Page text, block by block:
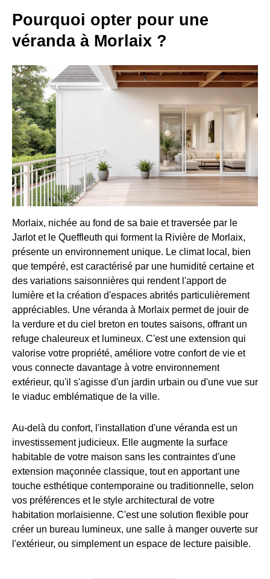
Pourquoi opter pour une
véranda à Morlaix ?
Morlaix, nichée au fond de sa baie et traversée par le
Jarlot et le Queffleuth qui forment la Rivière de Morlaix,
présente un environnement unique. Le climat local, bien
que tempéré, est caractérisé par une humidité certaine et
des variations saisonnières qui rendent l'apport de
lumière et la création d'espaces abrités particulièrement
appréciables. Une véranda à Morlaix permet de jouir de
la verdure et du ciel breton en toutes saisons, offrant un
refuge chaleureux et lumineux. C'est une extension qui
valorise votre propriété, améliore votre confort de vie et
vous connecte davantage à votre environnement
extérieur, qu'il s'agisse d'un jardin urbain ou d'une vue sur
le viaduc emblématique de la ville.
Au-delà du confort, l'installation d'une véranda est un
investissement judicieux. Elle augmente la surface
habitable de votre maison sans les contraintes d'une
extension maçonnée classique, tout en apportant une
touche esthétique contemporaine ou traditionnelle, selon
vos préférences et le style architectural de votre
habitation morlaisienne. C'est une solution flexible pour
créer un bureau lumineux, une salle à manger ouverte sur
l'extérieur, ou simplement un espace de lecture paisible.